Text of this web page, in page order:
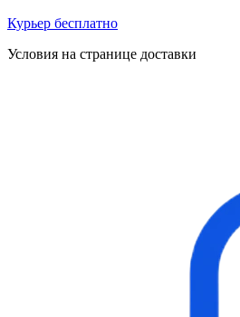
Курьер бесплатно
Условия на странице доставки